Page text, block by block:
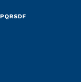
PQRSDF